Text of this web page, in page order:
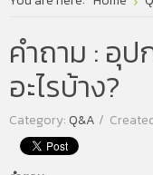
คำถาม : อุ
อะไรบ้าง?
Category:Q&A